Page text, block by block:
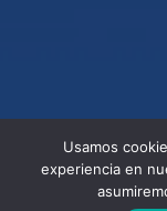
Usamos
experiencia en